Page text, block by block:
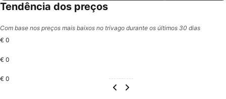
Tendência dos preços
Com base nos preços mais baixos no trivago durante os últimos 30 dias
€ 0
€ 0
€ 0